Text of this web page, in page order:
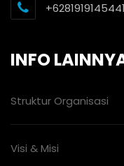
+6281919145441
INFO
Struktur Organisasi
Visi & Misi